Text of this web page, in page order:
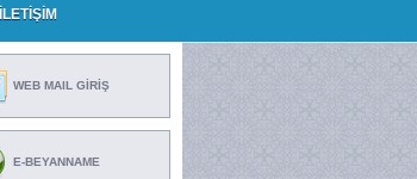
İLETİŞİM
WEB MAIL GİRİŞ
E-BEYANNAME